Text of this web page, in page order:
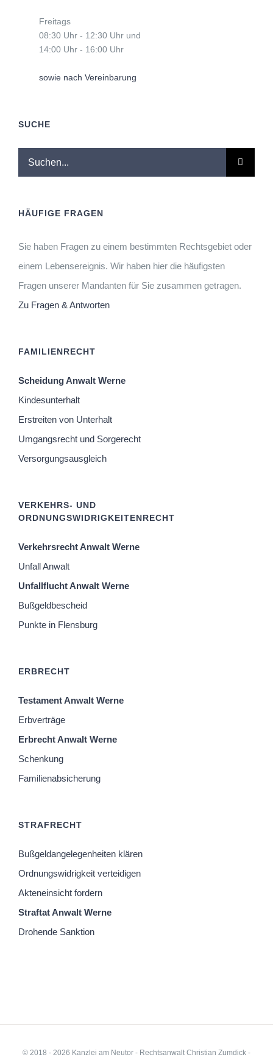
Freitags
08:30 Uhr - 12:30 Uhr und
14:00 Uhr - 16:00 Uhr
sowie nach Vereinbarung
SUCHE
Suche
nach:
HÄUFIGE FRAGEN
Sie haben Fragen zu einem bestimmten Rechtsgebiet oder
einem Lebensereignis. Wir haben hier die häufigsten
Fragen unserer Mandanten für Sie zusammen getragen.
Zu Fragen & Antworten
FAMILIENRECHT
Scheidung Anwalt Werne
Kindesunterhalt
Erstreiten von Unterhalt
Umgangsrecht und Sorgerecht
Versorgungsausgleich
VERKEHRS- UND
ORDNUNGSWIDRIGKEITENRECHT
Verkehrsrecht Anwalt Werne
Unfall Anwalt
Unfallflucht Anwalt Werne
Bußgeldbescheid
Punkte in Flensburg
ERBRECHT
Testament Anwalt Werne
Erbverträge
Erbrecht Anwalt Werne
Schenkung
Familienabsicherung
STRAFRECHT
Bußgeldangelegenheiten klären
Ordnungswidrigkeit verteidigen
Akteneinsicht fordern
Straftat Anwalt Werne
Drohende Sanktion
© 2018 - 2026 Kanzlei am Neutor - Rechtsanwalt Christian Zumdick -